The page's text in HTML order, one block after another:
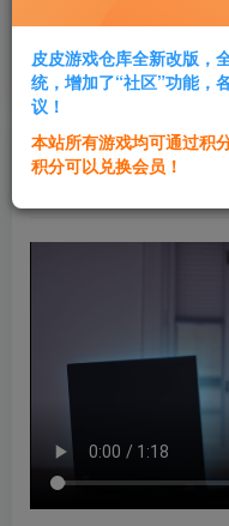
黄金会员免费
群主1号
皮皮游戏仓库全新改版，
统，增加了“社区”功能，
议！
本站所有游戏均可通过积
积分可以兑换会员！